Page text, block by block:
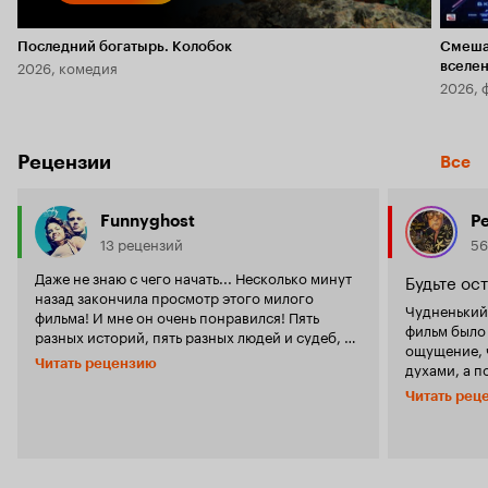
Последний богатырь. Колобок
2026, комедия
2026,
Рецензии Все
Funnyghost
13 рецензий
Даже не знаю с чего начать... Несколько минут
назад закончила просмотр этого милого
фильма! И мне он очень понравился! Пять
разных историй, пять разных людей и судеб, но
все они хотят только одного - ЛЮБВИ! Все они
ищут любовь и счастье всеми способами,
Читать рецензию
Будьте
фильм было
ощущение,
духами, а
в мир
lifestyle не
Читать